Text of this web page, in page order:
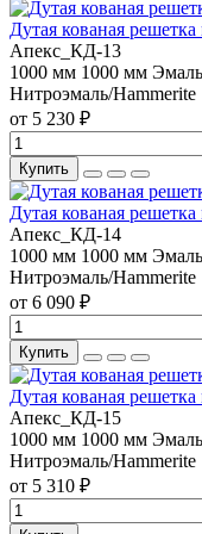
Дутая кованая
Апекс_КД-13
1000 мм 1000 мм
Нитроэмаль/Hammerite
от 5 230 ₽
Купить
Дутая кованая
Апекс_КД-14
1000 мм 1000 мм
Нитроэмаль/Hammerite
от 6 090 ₽
Купить
Дутая кованая
Апекс_КД-15
1000 мм 1000 мм
Нитроэмаль/Hammerite
от 5 310 ₽